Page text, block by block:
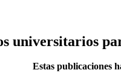
universitarios
Estas publicaciones